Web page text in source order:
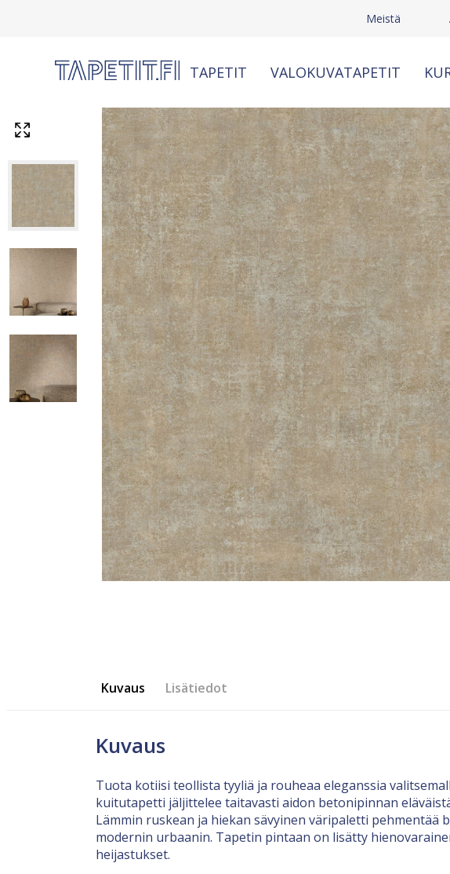
Meistä
TAPETIT VALOKUVATAPETIT
Kuvaus Lisätiedot
Kuvaus
Tuota kotiisi teollista tyyliä ja rouheaa eleganssia
kuitutapetti jäljittelee taitavasti aidon betonipinnan
Lämmin ruskean ja hiekan sävyinen väripaletti
modernin urbaanin. Tapetin pintaan on lisätty
heijastukset.